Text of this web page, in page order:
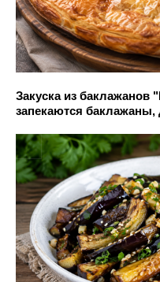
Закуска из баклажанов
запекаются